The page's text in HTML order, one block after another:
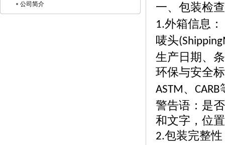
公司简介
一、包装检查
1.外箱信息：
唛头
生产日期、
环保与安全
ASTM、 CARB
警告语：是
和文字，位
2.包装完整性